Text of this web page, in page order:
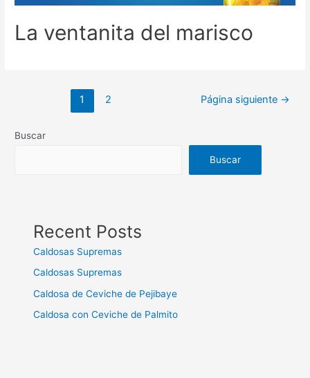
La ventanita del marisco
1 2 Página siguiente →
Buscar
Buscar
Recent Posts
Caldosas Supremas
Caldosas Supremas
Caldosa de Ceviche de Pejibaye
Caldosa con Ceviche de Palmito